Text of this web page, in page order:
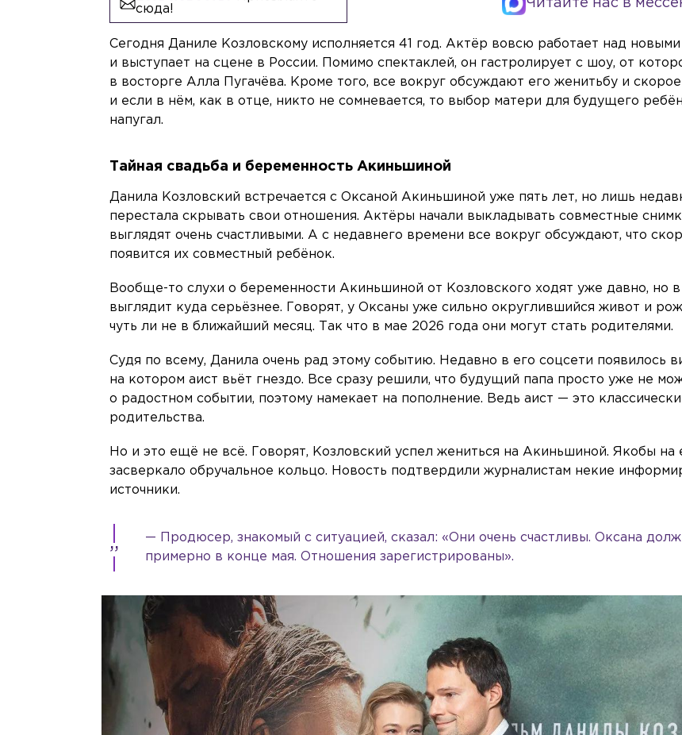
сюда!
Читайте нас в
Сегодня Даниле Козловскому исполняется 41 год. Актёр вовсю работает над
и выступает на сцене в России. Помимо спектаклей, он гастролирует с шоу, от
в восторге Алла Пугачёва. Кроме того, все вокруг обсуждают его женитьбу и
и если в нём, как в отце, никто не сомневается, то выбор матери для будущего
напугал.
Тайная свадьба и беременность Акиньшиной
Данила Козловский встречается с Оксаной Акиньшиной уже пять лет, но лишь
перестала скрывать свои отношения. Актёры начали выкладывать совместные
выглядят очень счастливыми. А с недавнего времени все вокруг обсуждают, что
появится их совместный ребёнок.
Вообще-то слухи о беременности Акиньшиной от Козловского ходят уже давно, но в
выглядит куда серьёзнее. Говорят, у Оксаны уже сильно округлившийся живот и
чуть ли не в ближайший месяц. Так что в мае 2026 года они могут стать родителями.
Судя по всему, Данила очень рад этому событию. Недавно в его соцсети появилось
на котором аист вьёт гнездо. Все сразу решили, что будущий папа просто уже не
о радостном событии, поэтому намекает на пополнение. Ведь аист — это
родительства.
Но и это ещё не всё. Говорят, Козловский успел жениться на Акиньшиной. Якобы на
засверкало обручальное кольцо. Новость подтвердили журналистам некие
источники.
— Продюсер, знакомый с ситуацией, сказал: «Они очень счастливы. Оксана
примерно в конце мая. Отношения зарегистрированы».